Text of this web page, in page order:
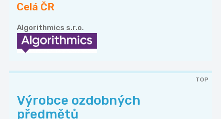
Celá ČR
Algorithmics s.r.o.
TOP
Výrobce ozdobných
předmětů